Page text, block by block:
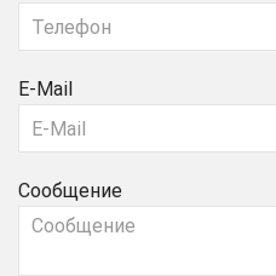
E-Mail
Сообщение